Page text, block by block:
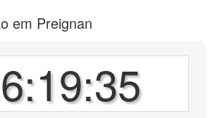
em Preignan